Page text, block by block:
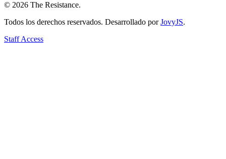
© 2026 The Resistance.
Todos los derechos reservados. Desarrollado por JovyJS.
Staff Access